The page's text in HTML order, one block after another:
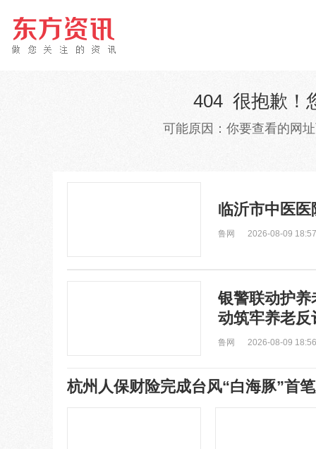
404 很抱歉！
可能原因：你要查看的网
临沂市中医
鲁网 2026-08-09
银警联动护
动筑牢养老反
鲁网 2026-08-09
杭州人保财险完成台风“白海豚”首